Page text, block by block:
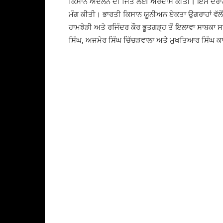
ਮੰਗ ਕੀਤੀ। ਭਾਰਤੀ ਕਿਸਾਨ ਯੂਨੀਅਨ ਏਕਤਾ ਉਗਰਾਹਾਂ
ਹਾਮਝੇੜੀ ਅਤੇ ਰਜਿੰਦਰ ਕੌਰ ਭੂਤਗੜ੍ਹ ਤੋਂ ਇਲਾਵਾ
ਸਿੰਘ, ਅਜਮੇਰ ਸਿੰਘ ਚਿੱਚੜਵਾਲਾ ਅਤੇ ਮੁਖਤਿਆਰ ਸਿੰਘ